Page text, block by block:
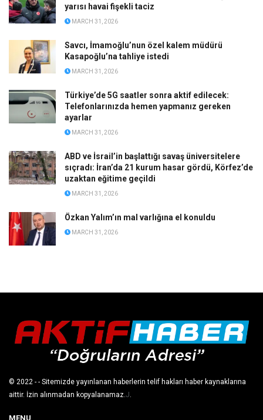
yarısı havai fişekli taciz
MARCH 31, 2026
Savcı, İmamoğlu’nun özel kalem müdürü
Kasapoğlu’na tahliye istedi
MARCH 31, 2026
Türkiye’de 5G saatler sonra aktif edilecek:
Telefonlarınızda hemen yapmanız gereken
ayarlar
MARCH 31, 2026
ABD ve İsrail’in başlattığı savaş üniversitelere
sıçradı: İran’da 21 kurum hasar gördü, Körfez’de
uzaktan eğitime geçildi
MARCH 31, 2026
Özkan Yalım’ın mal varlığına el konuldu
MARCH 31, 2026
© 2022 - - Sitemizde yayınlanan haberlerin telif hakları haber kaynaklarına
aittir. İzin alınmadan kopyalanamaz.J.
MENU